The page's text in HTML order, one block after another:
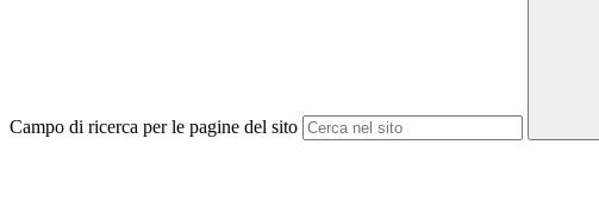
Campo di ricerca per le pagine del sito